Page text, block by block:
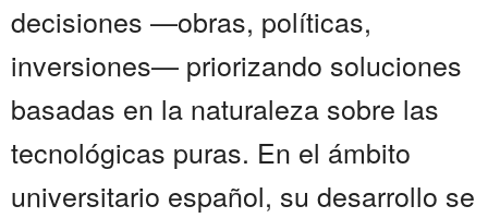
decisiones —obras, políticas,
inversiones— priorizando soluciones
basadas en la naturaleza sobre las
tecnológicas puras. En el ámbito
universitario español, su desarrollo se